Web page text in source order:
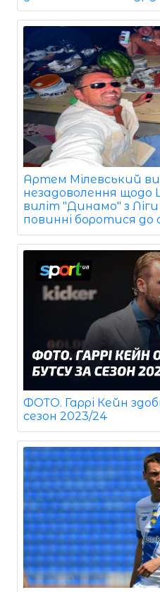
Артем Мілевський
незадоволення щодо
виліт "Динамо" з Ліги
повинні боротися до
ФОТО. Гаррі Кейн
сезон 2023/24